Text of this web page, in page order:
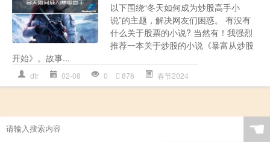
以下围绕“冬天如何成为炒股高手小
说”的主题，解决网友们困惑。 有没有
什么关于股票的小说? 当然有！我强烈
推荐一本关于炒股的小说《暴富从炒股
开始》。故事...
dtr 02-08 0 876 春节2024
☚